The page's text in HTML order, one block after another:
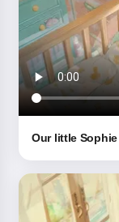
Our little Sophie